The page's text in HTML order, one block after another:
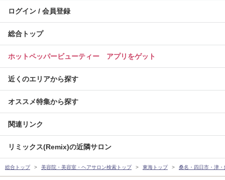
ログイン / 会員登録
総合トップ
ホットペッパービューティー アプリをゲット
近くのエリアから探す
オススメ特集から探す
関連リンク
リミックス(Remix)の近隣サロン
総合トップ 美容院・美容室・ヘアサロン検索トップ 東海トップ 桑名・四日市・津